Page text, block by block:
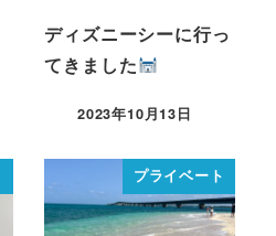
ディズニーシーに行っ
てきました
2023年10月13日
プライベート